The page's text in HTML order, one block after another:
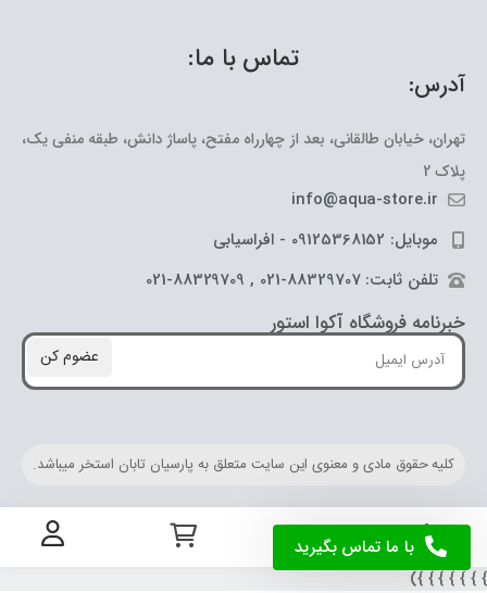
تماس با ما:
آدرس:
تهران، خیابان طالقانی، بعد از چهارراه مفتح، پاساژ دانش، طبقه منفی یک،
پلاک 2
info@aqua-store.ir
موبایل: 09125368152 - افراسیابی
تلفن ثابت: 88329707-021 , 88329709-021
خبرنامه فروشگاه آکوا استور
عضوم کن
کلیه حقوق مادی و معنوی این سایت متعلق به پارسیان تابان استخر میباشد.
} } } } } }
با ما تماس بگیرید